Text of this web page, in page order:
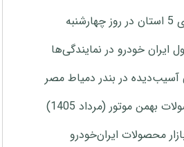
در بندر دمیاط مصر
موتور (مرداد 1405)
محصولات ایران‌خودرو